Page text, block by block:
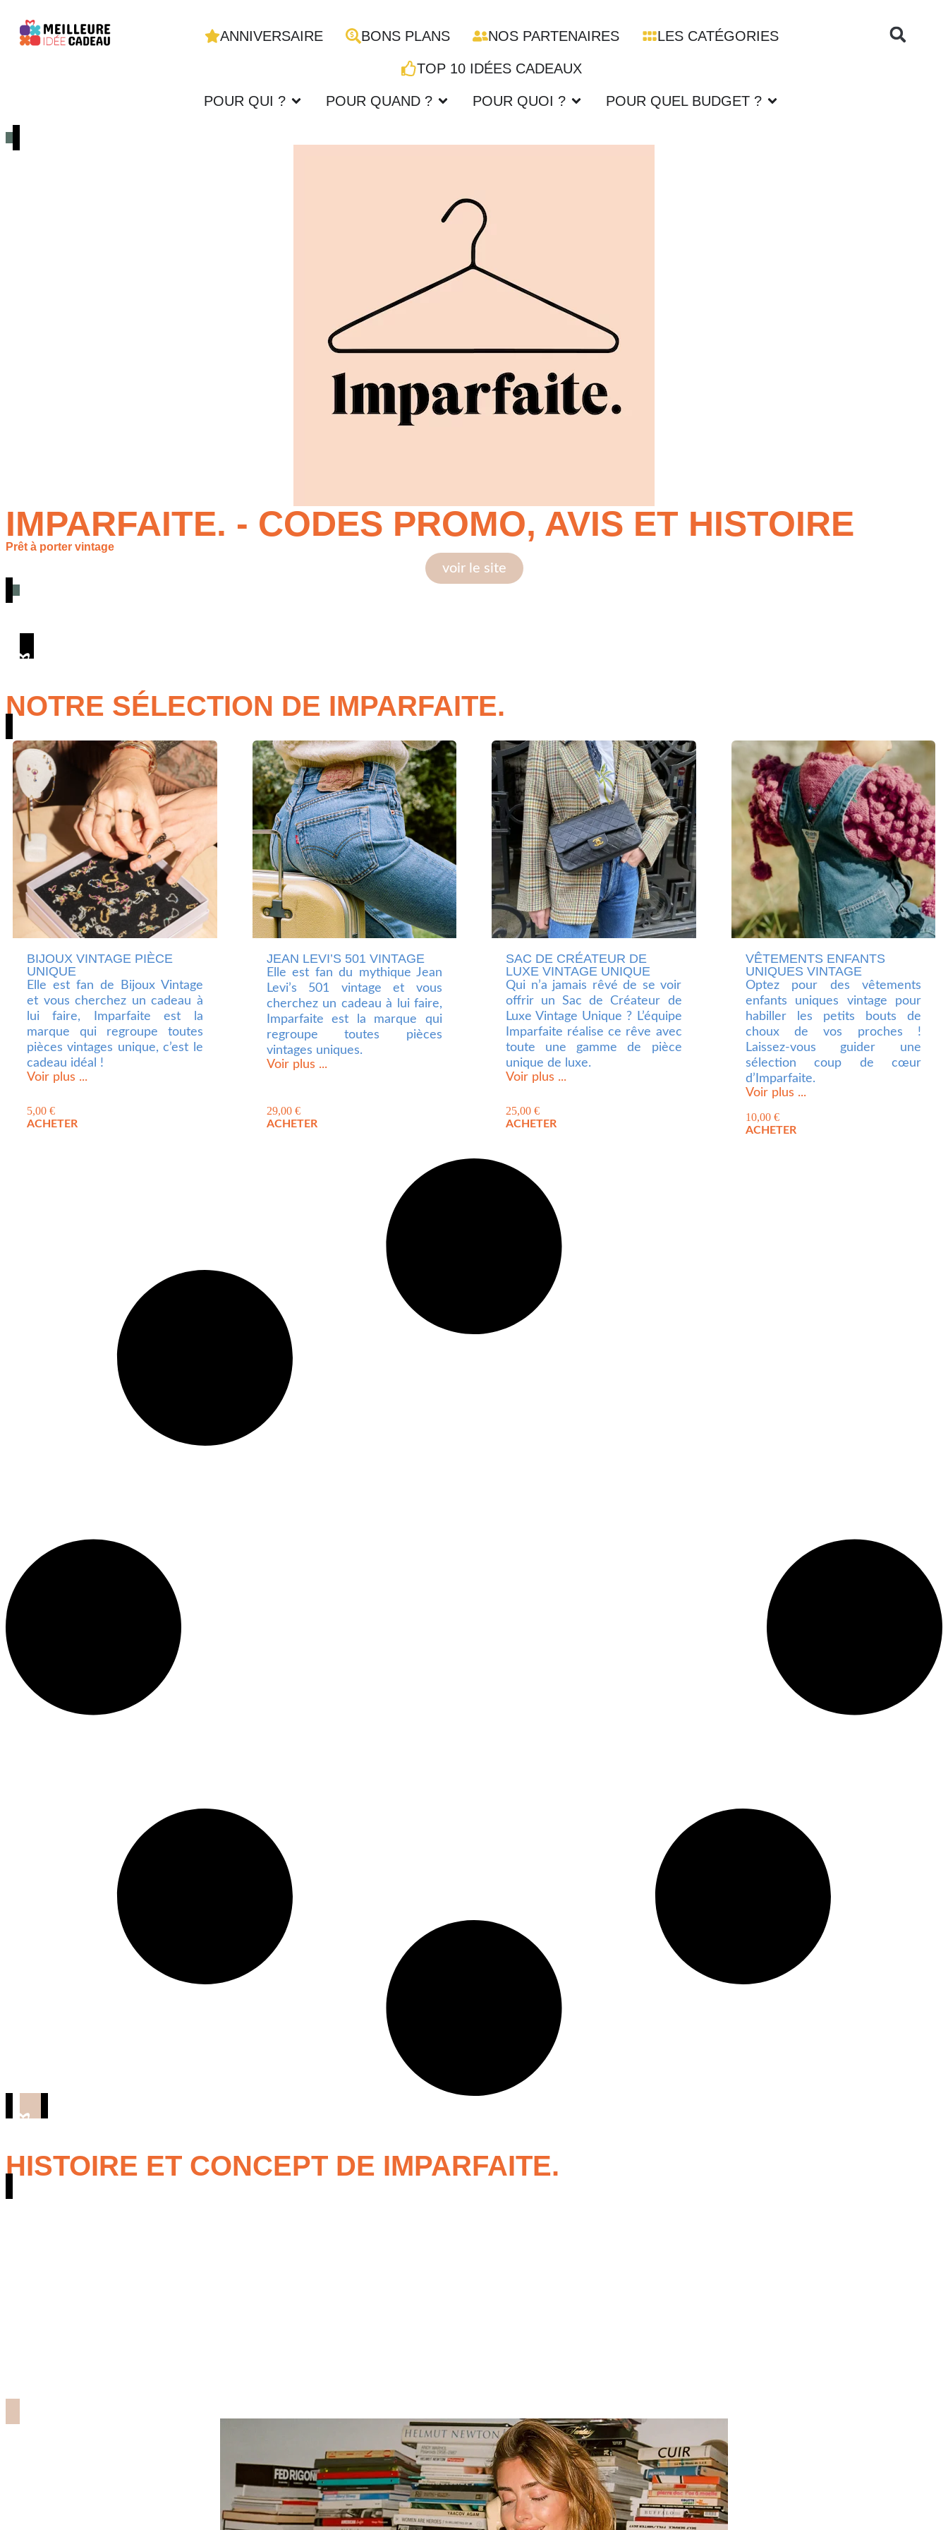
ANNIVERSAIRE BONS PLANS NOS PARTENAIRES LES CATÉGORIES
TOP 10 IDÉES CADEAUX
POUR QUI ? POUR QUAND ? POUR QUOI ? POUR QUEL BUDGET ?
IMPARFAITE. - CODES PROMO, AVIS ET HISTOIRE
Prêt à porter vintage
voir le site
NOTRE SÉLECTION DE IMPARFAITE.
BIJOUX VINTAGE PIÈCE
UNIQUE
Elle est fan de Bijoux Vintage
et vous cherchez un cadeau à
lui faire, Imparfaite est la
marque qui regroupe toutes
pièces vintages unique, c’est le
cadeau idéal !
Voir plus ...
5,00 €
ACHETER
JEAN LEVI’S 501 VINTAGE
Elle est fan du mythique Jean
Levi’s 501 vintage et vous
cherchez un cadeau à lui faire,
Imparfaite est la marque qui
regroupe toutes pièces
vintages uniques.
Voir plus ...
29,00 €
ACHETER
SAC DE CRÉATEUR DE
LUXE VINTAGE UNIQUE
Qui n’a jamais rêvé de se voir
offrir un Sac de Créateur de
Luxe Vintage Unique ? L’équipe
Imparfaite réalise ce rêve avec
toute une gamme de pièce
unique de luxe.
Voir plus ...
25,00 €
ACHETER
VÊTEMENTS ENFANTS
UNIQUES VINTAGE
Optez pour des vêtements
enfants uniques vintage pour
habiller les petits bouts de
choux de vos proches !
Laissez-vous guider une
sélection coup de cœur
d’Imparfaite.
Voir plus ...
10,00 €
ACHETER
HISTOIRE ET CONCEPT DE IMPARFAITE.